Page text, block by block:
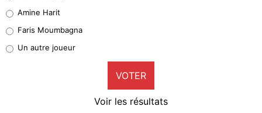
1%
9%
Amine Harit
Faris Moumbagna
Un autre joueur
VOTER
Voir les résultats